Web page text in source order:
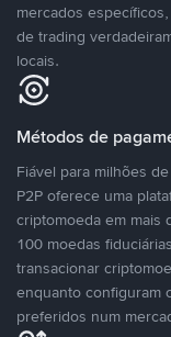
mercados
de trading
locais.
Métodos de
Fiável para milhões
P2P oferece uma
criptomoeda em mais
100 moedas
transacionar
enquanto configuram
preferidos num